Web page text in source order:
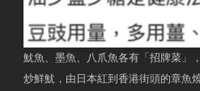
魷魚、墨魚、八爪魚各有「招牌菜」
炒鮮魷，由日本紅到香港街頭的章魚